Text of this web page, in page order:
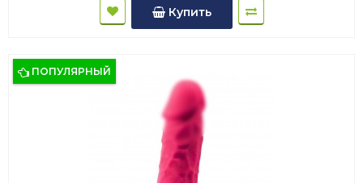
Купить
ПОПУЛЯРНЫЙ